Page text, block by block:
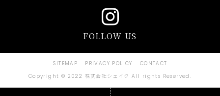
FOLLOW US
SITEMAP PRIVACY POLICY
CONTACT
Copyright © 2022 株式会社シェイク All rights Reserved.